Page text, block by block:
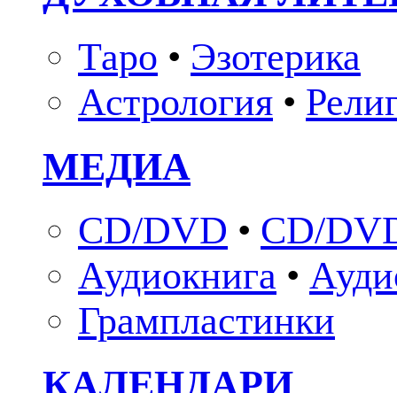
Таро • Эзотерика
Астрология •
МЕДИА
CD/DVD • CD/
Аудиокнига •
Грампластинки